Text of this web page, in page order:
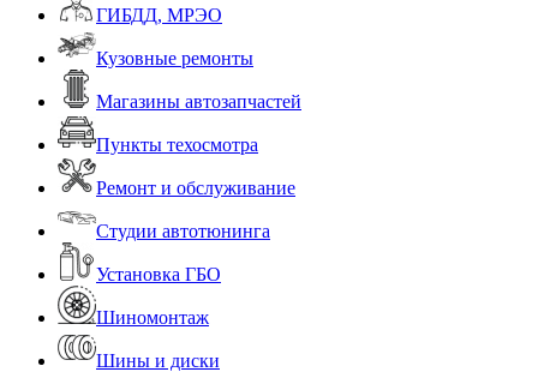
ГИБДД, МРЭО
Кузовные ремонты
Магазины автозапчастей
Пункты техосмотра
Ремонт и обслуживание
Студии автотюнинга
Установка ГБО
Шиномонтаж
Шины и диски